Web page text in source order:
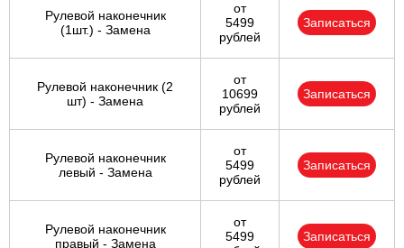
Рулевой наконечник
(1шт.) - Замена
от
5499
рублей
Записаться
Рулевой наконечник (2
шт) - Замена
от
10699
рублей
Записаться
Рулевой наконечник
левый - Замена
от
5499
рублей
Записаться
Рулевой наконечник
правый - Замена
от
5499
Записаться